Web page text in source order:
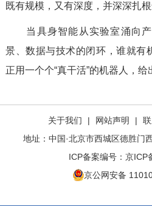
既有规模，又有深度，并深深扎
当具身智能从实验室涌向
景、数据与技术的闭环，谁就有
正用一个个“真干活”的机器人，给
关于我们 | 网站声明 |
地址：中国·北京市西城区德胜门
ICP备案编号： 京ICP
京公网安备